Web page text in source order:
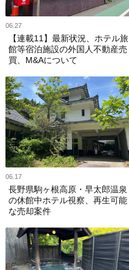
06.27
【連載11】最新状況、ホテル旅
館等宿泊施設の外国人不動産売
買、M&Aについて
06.17
長野県駒ヶ根高原・早太郎温泉
の休館中ホテル視察、再生可能
な売却案件